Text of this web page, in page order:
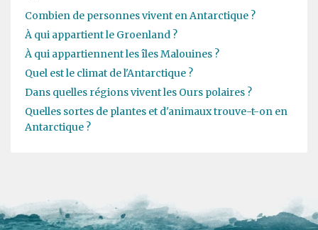
Combien de personnes vivent en Antarctique ?
À qui appartient le Groenland ?
À qui appartiennent les îles Malouines ?
Quel est le climat de l'Antarctique ?
Dans quelles régions vivent les Ours polaires ?
Quelles sortes de plantes et d'animaux trouve-t-on en
Antarctique ?